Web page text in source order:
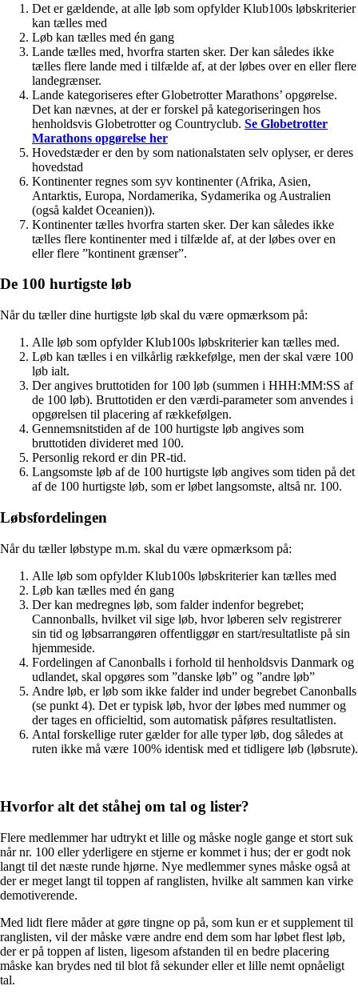
Det er gældende, at alle løb som opfylder Klub100s løbskriterier
kan tælles med
Løb kan tælles med én gang
Lande tælles med, hvorfra starten sker. Der kan således ikke
tælles flere lande med i tilfælde af, at der løbes over en eller flere
landegrænser.
Lande kategoriseres efter Globetrotter Marathons’ opgørelse.
Det kan nævnes, at der er forskel på kategoriseringen hos
henholdsvis Globetrotter og Countryclub. Se Globetrotter
Marathons opgørelse her
Hovedstæder er den by som nationalstaten selv oplyser, er deres
hovedstad
Kontinenter regnes som syv kontinenter (Afrika, Asien,
Antarktis, Europa, Nordamerika, Sydamerika og Australien
(også kaldet Oceanien)).
Kontinenter tælles hvorfra starten sker. Der kan således ikke
tælles flere kontinenter med i tilfælde af, at der løbes over en
eller flere ”kontinent grænser”.
De 100 hurtigste løb
Når du tæller dine hurtigste løb skal du være opmærksom på:
Alle løb som opfylder Klub100s løbskriterier kan tælles med.
Løb kan tælles i en vilkårlig rækkefølge, men der skal være 100
løb ialt.
Der angives bruttotiden for 100 løb (summen i HHH:MM:SS af
de 100 løb). Bruttotiden er den værdi-parameter som anvendes i
opgørelsen til placering af rækkefølgen.
Gennemsnitstiden af de 100 hurtigste løb angives som
bruttotiden divideret med 100.
Personlig rekord er din PR-tid.
Langsomste løb af de 100 hurtigste løb angives som tiden på det
af de 100 hurtigste løb, som er løbet langsomste, altså nr. 100.
Løbsfordelingen
Når du tæller løbstype m.m. skal du være opmærksom på:
Alle løb som opfylder Klub100s løbskriterier kan tælles med
Løb kan tælles med én gang
Der kan medregnes løb, som falder indenfor begrebet;
Cannonballs, hvilket vil sige løb, hvor løberen selv registrerer
sin tid og løbsarrangøren offentliggør en start/resultatliste på sin
hjemmeside.
Fordelingen af Canonballs i forhold til henholdsvis Danmark og
udlandet, skal opgøres som ”danske løb” og ”andre løb”
Andre løb, er løb som ikke falder ind under begrebet Canonballs
(se punkt 4). Det er typisk løb, hvor der løbes med nummer og
der tages en officieltid, som automatisk påføres resultatlisten.
Antal forskellige ruter gælder for alle typer løb, dog således at
ruten ikke må være 100% identisk med et tidligere løb (løbsrute).
Hvorfor alt det ståhej om tal og lister?
Flere medlemmer har udtrykt et lille og måske nogle gange et stort suk
når nr. 100 eller yderligere en stjerne er kommet i hus; der er godt nok
langt til det næste runde hjørne. Nye medlemmer synes måske også at
der er meget langt til toppen af ranglisten, hvilke alt sammen kan virke
demotiverende.
Med lidt flere måder at gøre tingne op på, som kun er et supplement til
ranglisten, vil der måske være andre end dem som har løbet flest løb,
der er på toppen af listen, ligesom afstanden til en bedre placering
måske kan brydes ned til blot få sekunder eller et lille nemt opnåeligt
tal.